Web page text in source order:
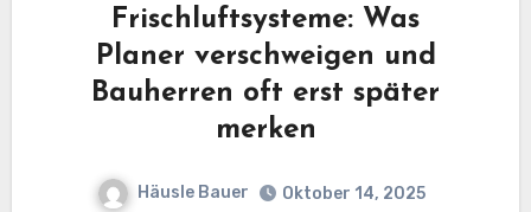
Frischluftsysteme: Was
Planer verschweigen und
Bauherren oft erst später
merken
Häusle Bauer
Oktober 14, 2025